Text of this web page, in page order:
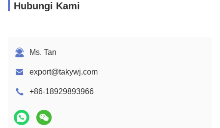
Hubungi Kami
Ms. Tan
export@takywj.com
+86-18929893966